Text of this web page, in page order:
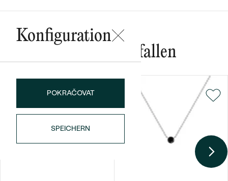
Wave Kollektion
Konfiguration
POKRAČOVAT
SPEICHERN
Das könnte Ihnen gefallen